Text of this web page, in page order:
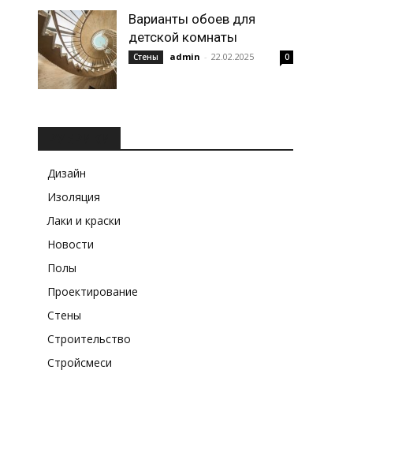
Варианты обоев для
детской комнаты
Стены admin - 22.02.2025 0
Дизайн
Изоляция
Лаки и краски
Новости
Полы
Проектирование
Стены
Строительство
Стройсмеси